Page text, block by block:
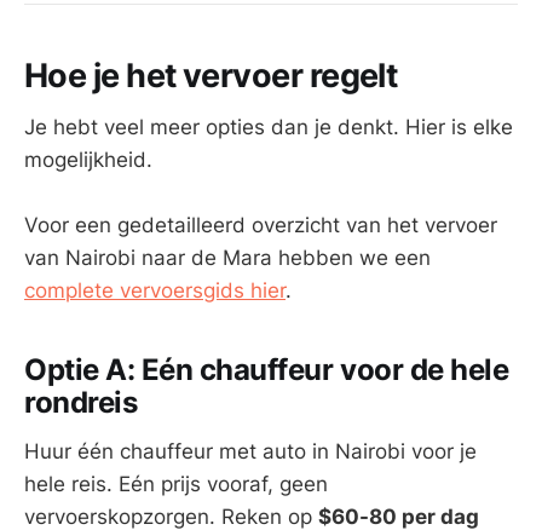
Hoe je het vervoer regelt
Je hebt veel meer opties dan je denkt. Hier is elke
mogelijkheid.
Voor een gedetailleerd overzicht van het vervoer
van Nairobi naar de Mara hebben we een
complete vervoersgids hier.
Optie A: Eén chauffeur voor de hele
rondreis
Huur één chauffeur met auto in Nairobi voor je
hele reis. Eén prijs vooraf, geen
vervoerskopzorgen. Reken op $60-80 per dag